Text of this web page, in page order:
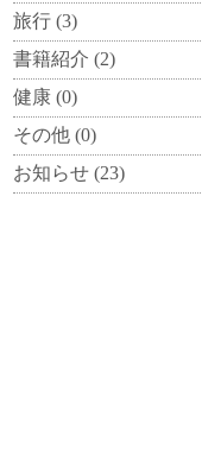
旅行 (3)
書籍紹介 (2)
健康 (0)
その他 (0)
お知らせ (23)